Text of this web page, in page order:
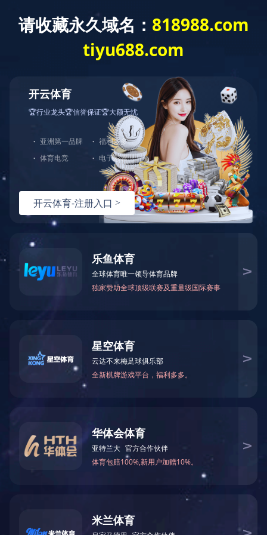
创新创优
实用新型专利：一种提高二次结构预埋电箱精准
度的装置
发布时间：2025-03-18 13:54:57 ／ 浏览：1048